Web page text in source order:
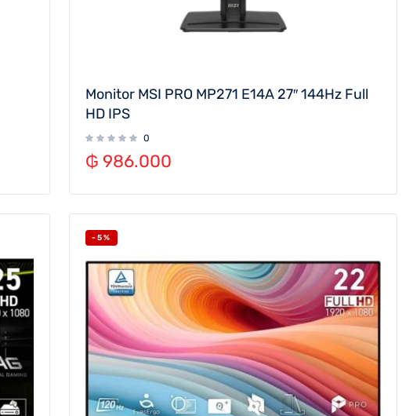
Monitor MSI PRO MP271 E14A 27″ 144Hz Full
HD IPS
0
₲ 986.000
-5%